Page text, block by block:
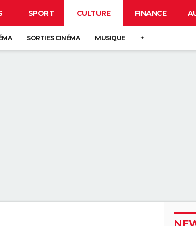
SPORT CULTURE FINANCE
SORTIES CINÉMA MUSIQUE +